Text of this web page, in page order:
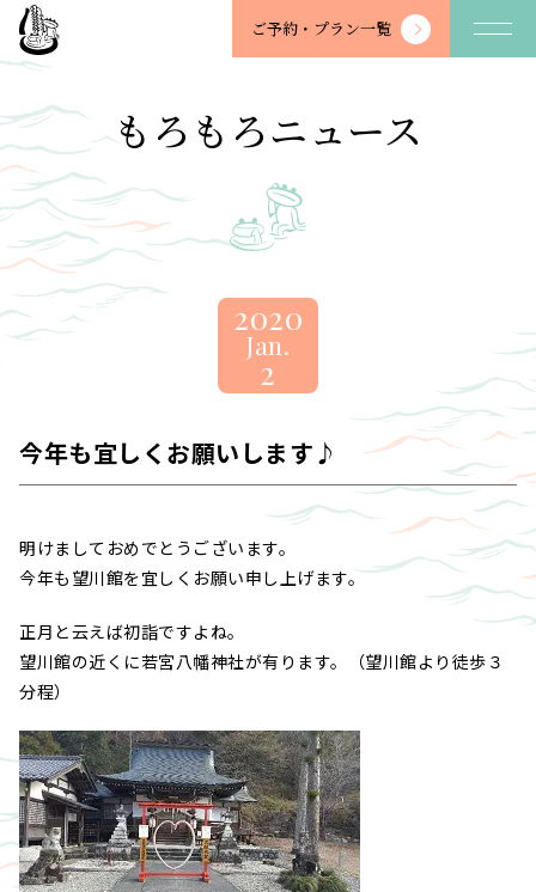
望
川
-
BOSENKAN
ご予約・ プラン一覧
もろもろニュース
2020
Jan.
2
今年も宜しくお願いします♪
明けましておめでとうございます。
今年も望川館を宜しくお願い申し上げます。
正月と云えば初詣ですよね。
望川館の近くに若宮八幡神社が有ります。（望川館より徒歩３
分程）